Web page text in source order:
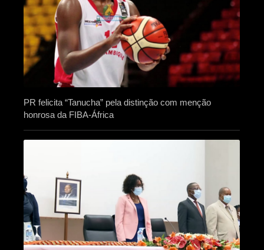
PR felicita “Tanucha” pela distinção com menção
honrosa da FIBA-África